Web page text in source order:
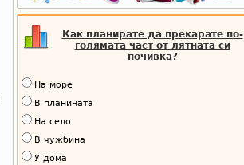
Как планирате да прекарате по-
голямата част от лятната си
почивка?
На море
В планината
На село
В чужбина
У дома